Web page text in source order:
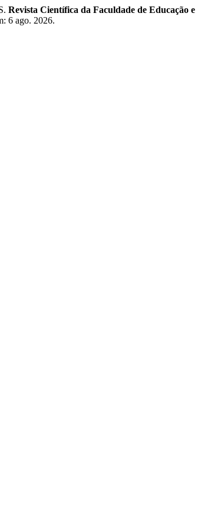
Revista Científica da Faculdade de Educação e
6 ago. 2026.